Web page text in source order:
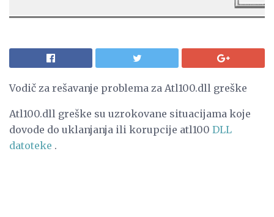
Vodič za rešavanje problema za Atl100.dll greške
Atl100.dll greške su uzrokovane situacijama koje
dovode do uklanjanja ili korupcije atl100 DLL
datoteke .